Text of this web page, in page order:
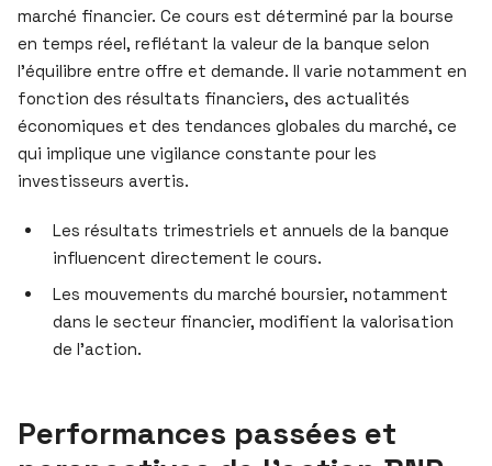
marché financier. Ce cours est déterminé par la bourse
en temps réel, reflétant la valeur de la banque selon
l’équilibre entre offre et demande. Il varie notamment en
fonction des résultats financiers, des actualités
économiques et des tendances globales du marché, ce
qui implique une vigilance constante pour les
investisseurs avertis.
Les résultats trimestriels et annuels de la banque
influencent directement le cours.
Les mouvements du marché boursier, notamment
dans le secteur financier, modifient la valorisation
de l’action.
Performances passées et